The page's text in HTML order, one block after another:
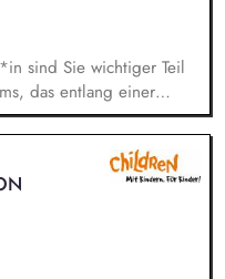
sind Sie wichtiger Teil
das entlang einer
Innovation
Geschäftsführung bei der
und entwickeln dabei
Stiftung weiter. Sie
in
entlang unserer